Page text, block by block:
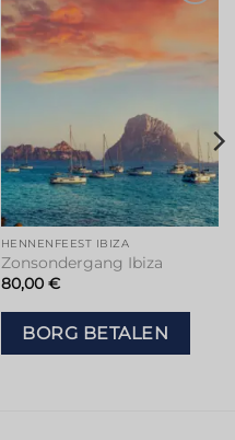
Toevoegen
verlanglijstje
HENNENFEEST IBIZA
Zonsondergang Ibiza
80,00 €
BORG BETALEN